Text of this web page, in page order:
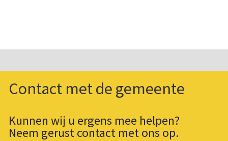
Contact met de gemeente
Kunnen wij u ergens mee helpen?
Neem gerust contact met ons op.